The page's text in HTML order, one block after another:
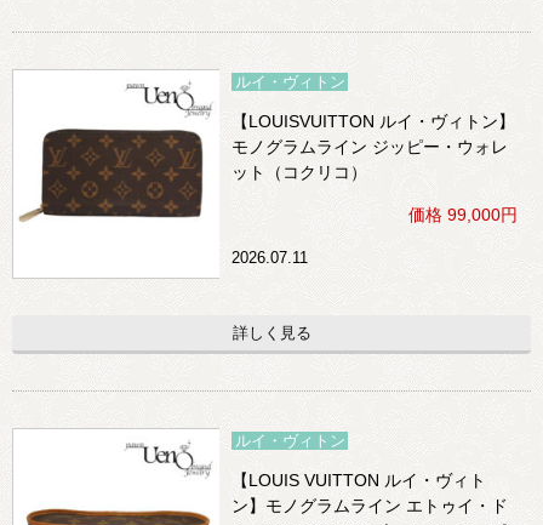
ルイ・ヴィトン
【LOUISVUITTON ルイ・ヴィトン】
モノグラムライン ジッピー・ウォレ
ット（コクリコ）
価格 99,000円
2026.07.11
詳しく見る
ルイ・ヴィトン
【LOUIS VUITTON ルイ・ヴィト
ン】モノグラムライン エトゥイ・ド